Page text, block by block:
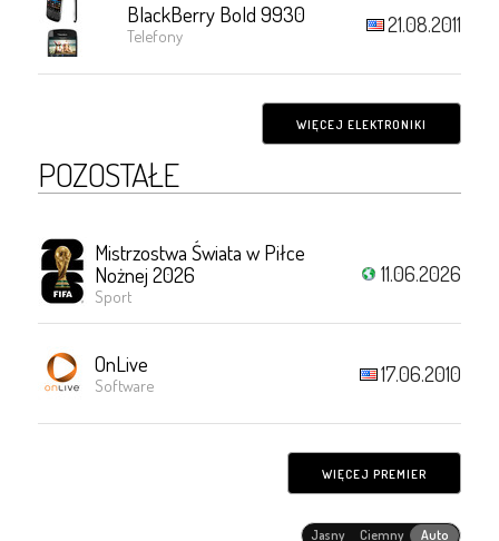
BlackBerry Bold 9930
Telefony 21.08.2011
WIĘCEJ ELEKTRONIKI
POZOSTAŁE
Mistrzostwa Świata w Piłce
Nożnej 2026
Sport
11.06.2026
OnLive
Software 17.06.2010
WIĘCEJ PREMIER
Jasny Ciemny Auto